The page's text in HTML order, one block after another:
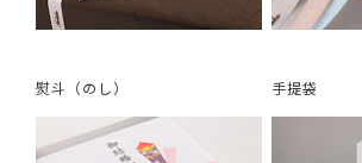
熨斗（のし） 手提袋